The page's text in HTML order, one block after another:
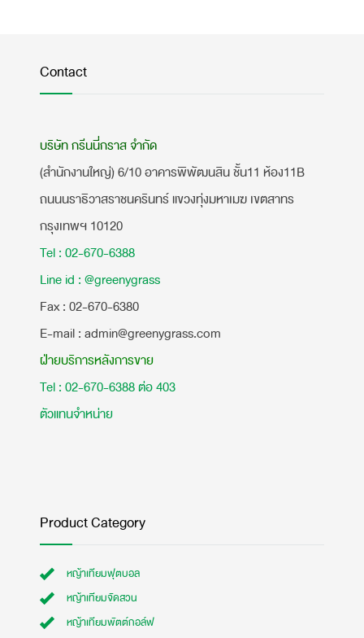
Contact
บริษัท กรีนนี่กราส จำกัด
(สำนักงานใหญ่) 6/10 อาคารพิพัฒนสิน ชั้น11 ห้อง11B
ถนนนราธิวาสราชนครินทร์ แขวงทุ่งมหาเมฆ เขตสาทร
กรุงเทพฯ 10120
Tel : 02-670-6388
Line id : @greenygrass
​Fax : 02-670-6380
E-mail : admin@greenygrass.com
ฝ่ายบริการหลังการขาย
Tel : 02-670-6388 ต่อ 403
ตัวแทนจำหน่าย
Product Category
หญ้าเทียมฟุตบอล
หญ้าเทียมจัดสวน
หญ้าเทียมพัตต์กอล์ฟ